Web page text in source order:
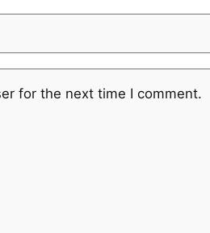
for the next time I comment.